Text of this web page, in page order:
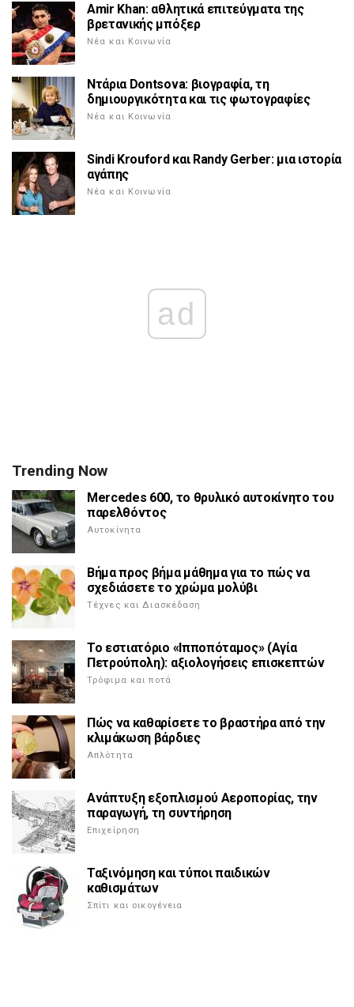
Amir Khan: αθλητικά επιτεύγματα της
βρετανικής μπόξερ
Νέα και Κοινωνία
Ντάρια Dontsova: βιογραφία, τη
δημιουργικότητα και τις φωτογραφίες
Νέα και Κοινωνία
Sindi Krouford και Randy Gerber: μια ιστορία
αγάπης
Νέα και Κοινωνία
ad
Trending Now
Mercedes 600, το θρυλικό αυτοκίνητο του
παρελθόντος
Αυτοκίνητα
Βήμα προς βήμα μάθημα για το πώς να
σχεδιάσετε το χρώμα μολύβι
Τέχνες και Διασκέδαση
Το εστιατόριο «Ιπποπόταμος» (Αγία
Πετρούπολη): αξιολογήσεις επισκεπτών
Τρόφιμα και ποτά
Πώς να καθαρίσετε το βραστήρα από την
κλιμάκωση βάρδιες
Απλότητα
Ανάπτυξη εξοπλισμού Αεροπορίας, την
παραγωγή, τη συντήρηση
Επιχείρηση
Ταξινόμηση και τύποι παιδικών
καθισμάτων
Σπίτι και οικογένεια